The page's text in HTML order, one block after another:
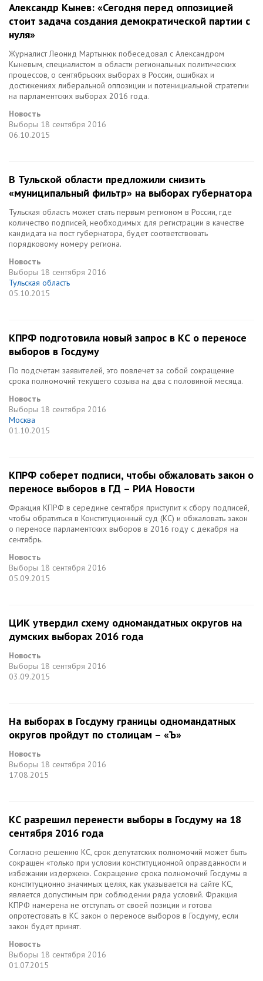
Александр Кынев: «Сегодня перед оппозицией
стоит задача создания демократической партии с
нуля»
Журналист Леонид Мартынюк побеседовал с Александром
Кыневым, специалистом в области региональных политических
процессов, о сентябрьских выборах в России, ошибках и
достижениях либеральной оппозиции и потенициальной стратегии
на парламентских выборах 2016 года.
Новость
Выборы 18 сентября 2016
06.10.2015
В Тульской области предложили снизить
«муниципальный фильтр» на выборах губернатора
Тульская область может стать первым регионом в России, где
количество подписей, необходимых для регистрации в качестве
кандидата на пост губернатора, будет соответствовать
порядковому номеру региона.
Новость
Выборы 18 сентября 2016
Тульская область
05.10.2015
КПРФ подготовила новый запрос в КС о переносе
выборов в Госдуму
По подсчетам заявителей, это повлечет за собой сокращение
срока полномочий текущего созыва на два с половиной месяца.
Новость
Выборы 18 сентября 2016
Москва
01.10.2015
КПРФ соберет подписи, чтобы обжаловать закон о
переносе выборов в ГД – РИА Новости
Фракция КПРФ в середине сентября приступит к сбору подписей,
чтобы обратиться в Конституционный суд (КС) и обжаловать закон
о переносе парламентских выборов в 2016 году с декабря на
сентябрь.
Новость
Выборы 18 сентября 2016
05.09.2015
ЦИК утвердил схему одномандатных округов на
думских выборах 2016 года
Новость
Выборы 18 сентября 2016
03.09.2015
На выборах в Госдуму границы одномандатных
округов пройдут по столицам – «Ъ»
Новость
Выборы 18 сентября 2016
17.08.2015
КС разрешил перенести выборы в Госдуму на 18
сентября 2016 года
Согласно решению КС, срок депутатских полномочий может быть
сокращен «только при условии конституционной оправданности и
избежании издержек». Сокращение срока полномочий Госдумы в
конституционно значимых целях, как указывается на сайте КС,
является допустимым при соблюдении ряда условий. Фракция
КПРФ намерена не отступать от своей позиции и готова
опротестовать в КС закон о переносе выборов в Госдуму, если
закон будет принят.
Новость
Выборы 18 сентября 2016
01.07.2015